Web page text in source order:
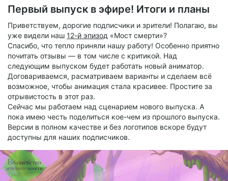
Первый выпуск в эфире! Итоги и планы
Приветствуем, дорогие подписчики и зрители! Полагаю, вы
уже видели наш 12-й эпизод «Мост смерти»?
Спасибо, что тепло приняли нашу работу! Особенно приятно
почитать отзывы — в том числе с критикой. Над
следующим выпуском будет работать новый аниматор.
Договариваемся, расматриваем варианты и сделаем всё
возможное, чтобы анимация стала красивее. Простите за
отрывистость в этот раз.
Сейчас мы работаем над сценарием нового выпуска. А
пока имею честь поделиться кое-чем из прошлого выпуска.
Версии в полном качестве и без логотипов вскоре будут
доступны для наших подписчиков.